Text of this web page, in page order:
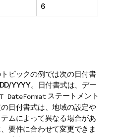
6
ピックの例では次の日付書
YYYY。日付書式は、デー
DateFormatステートメント
日付書式は、地域の設定や
ムによって異なる場合があ
要件に合わせて変更できま